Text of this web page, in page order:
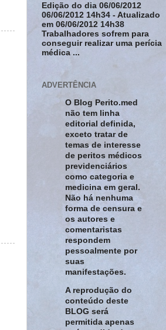
Edição do dia 06/06/2012
06/06/2012 14h34 - Atualizado
em 06/06/2012 14h38
Trabalhadores sofrem para
conseguir realizar uma perícia
médica ...
ADVERTÊNCIA
O Blog Perito.med
não tem linha
editorial definida,
exceto tratar de
temas de interesse
de peritos médicos
previdenciários
como categoria e
medicina em geral.
Não há nenhuma
forma de censura e
os autores e
comentaristas
respondem
pessoalmente por
suas
manifestações.
A reprodução do
conteúdo deste
BLOG será
permitida apenas